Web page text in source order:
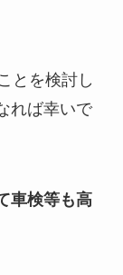
とを検討し
れば幸いで
車検等も高